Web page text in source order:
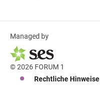
Managed by
© 2026 FORUM 1
Rechtliche Hinweise